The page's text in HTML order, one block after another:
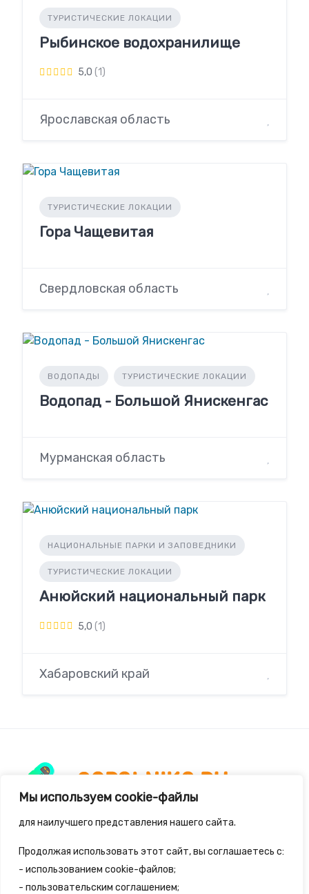
Мы используем cookie-файлы
для наилучшего представления нашего сайта.
Продолжая использовать этот сайт, вы соглашаетесь с:
- использованием cookie-файлов;
- пользовательским соглашением;
ТУРИСТИЧЕСКИЕ ЛОКАЦИИ
Рыбинское водохранилище
5,0 (1)
Ярославская область
ТУРИСТИЧЕСКИЕ ЛОКАЦИИ
Гора Чащевитая
Свердловская область
ВОДОПАДЫ ТУРИСТИЧЕСКИЕ ЛОКАЦИИ
Водопад - Большой Янискенгас
Мурманская область
НАЦИОНАЛЬНЫЕ ПАРКИ И ЗАПОВЕДНИКИ
ТУРИСТИЧЕСКИЕ ЛОКАЦИИ
Анюйский национальный парк
5,0 (1)
Хабаровский край
система для путешественников и туристов где
собраны самые удивительные